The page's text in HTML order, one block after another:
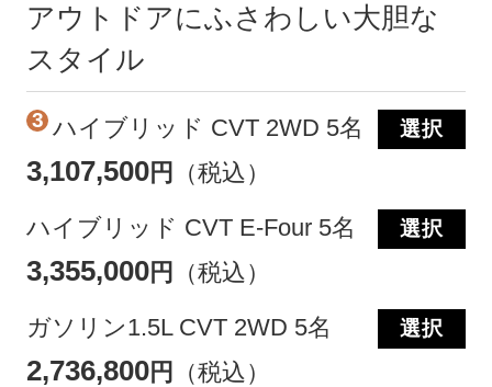
アウトドアにふさわしい大胆な
スタイル
3 ハイブリッド CVT 2WD 5名
3,107,500円 （税込）
選択
ハイブリッド CVT E-Four 5名
3,355,000円 （税込）
選択
ガソリン1.5L CVT 2WD 5名
2,736,800円 （税込）
選択